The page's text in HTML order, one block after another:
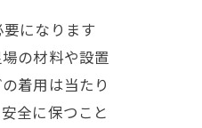
になります
の材料や設置
着用は当たり
全に保つこと